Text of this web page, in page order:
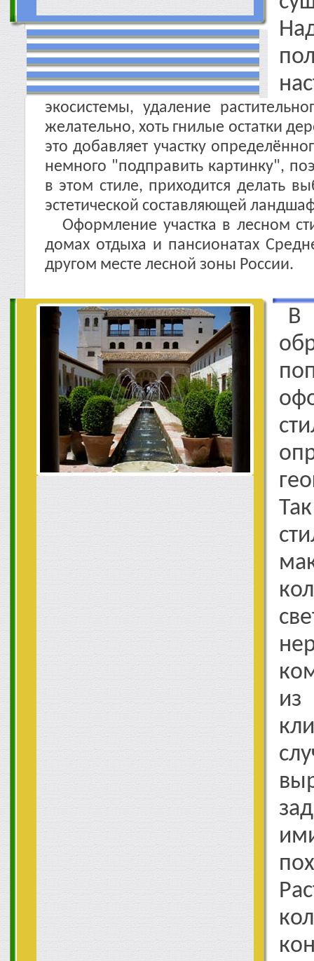
экосистемы, удаление
желательно, хоть гнилые остатки
это добавляет участку
немного "подправить картинку",
в этом стиле, приходится делать
эстетической составляющей
Оформление участка в лесном
домах отдыха и пансионатах
другом месте лесной зоны России.
В
из